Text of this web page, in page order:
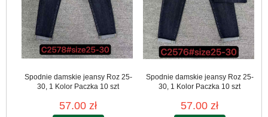
Spodnie damskie jeansy Roz 25-
30, 1 Kolor Paczka 10 szt
57.00 zł
Spodnie damskie jeansy Roz 25-
30, 1 Kolor Paczka 10 szt
57.00 zł